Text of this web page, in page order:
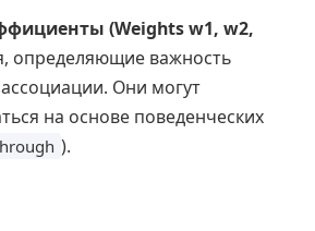
(Weights w1, w2,
определяющие важность
Они могут
на основе поведенческих
).